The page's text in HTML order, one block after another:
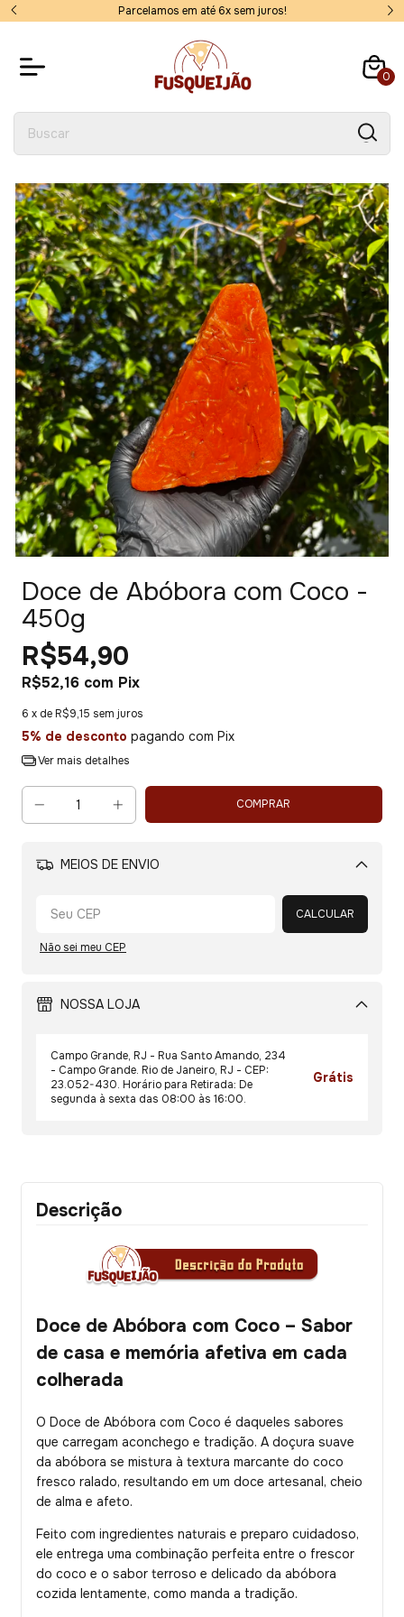
Parcelamos em até 6x sem juros!
0
Doce de Abóbora com Coco -
450g
R$54,90
R$52,16 com Pix
6 x de R$9,15 sem juros
5% de desconto pagando com Pix
Ver mais detalhes
MEIOS DE ENVIO
Alterar CEP
CALCULAR
Não sei meu CEP
NOSSA LOJA
Campo Grande, RJ - Rua Santo Amando, 234
- Campo Grande. Rio de Janeiro, RJ - CEP:
23.052-430. Horário para Retirada: De
segunda à sexta das 08:00 às 16:00.
Grátis
Descrição
Doce de Abóbora com Coco – Sabor
de casa e memória afetiva em cada
colherada
O Doce de Abóbora com Coco é daqueles sabores
que carregam aconchego e tradição. A doçura suave
da abóbora se mistura à textura marcante do coco
fresco ralado, resultando em um doce artesanal, cheio
de alma e afeto.
Feito com ingredientes naturais e preparo cuidadoso,
ele entrega uma combinação perfeita entre o frescor
do coco e o sabor terroso e delicado da abóbora
cozida lentamente, como manda a tradição.